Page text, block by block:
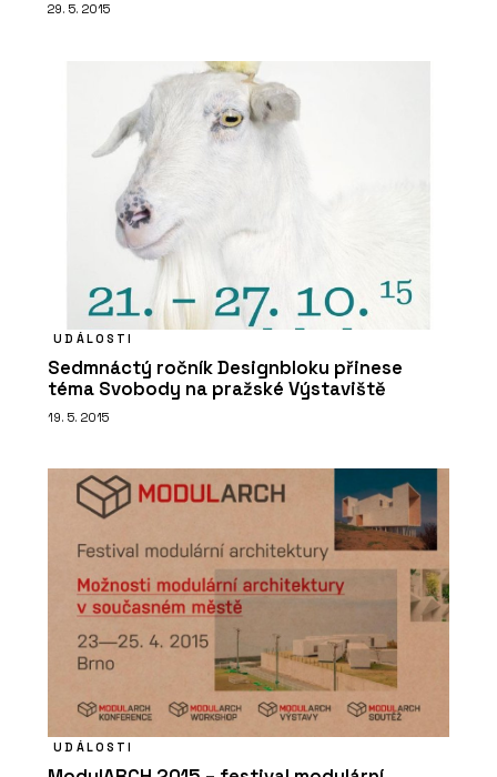
29. 5. 2015
UDÁLOSTI
Sedmnáctý ročník Designbloku přinese
téma Svobody na pražské Výstaviště
19. 5. 2015
UDÁLOSTI